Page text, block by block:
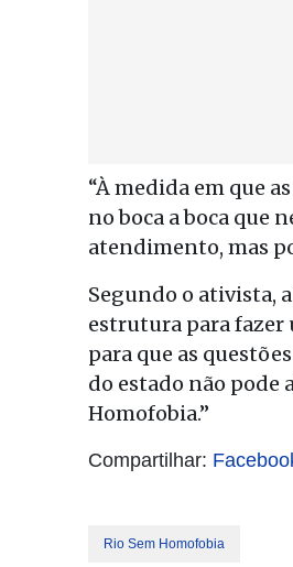
“À medida em que
no boca a boca que
atendimento, mas
Segundo o ativista,
estrutura para fazer
para que as
do estado não pode
Homofobia.”
Compartilhar:
Rio Sem Homofobia